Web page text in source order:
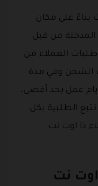
بناءً على مكان
من قبل
العملاء من
الشحن وفي مدة
أيام عمل بحد أقصى،
الطلبية بكل
ذا اوت نت
اوت نت